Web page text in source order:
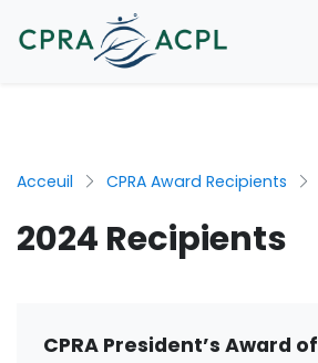
Acceuil CPRA Award Recipients
2024 Recipients
CPRA President’s Award of